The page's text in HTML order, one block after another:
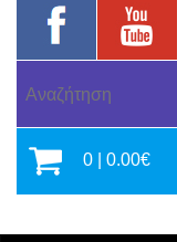
0 | 0.00€